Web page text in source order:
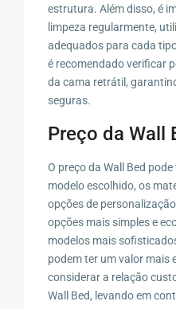
estrutura. Além disso, é
limpeza regularmente,
adequados para cada
é recomendado verificar
da cama retrátil,
seguras.
Preço da Wall
O preço da Wall Bed
modelo escolhido, os
opções de
opções mais simples e
modelos mais
podem ter um valor mais
considerar a relação
Wall Bed, levando em